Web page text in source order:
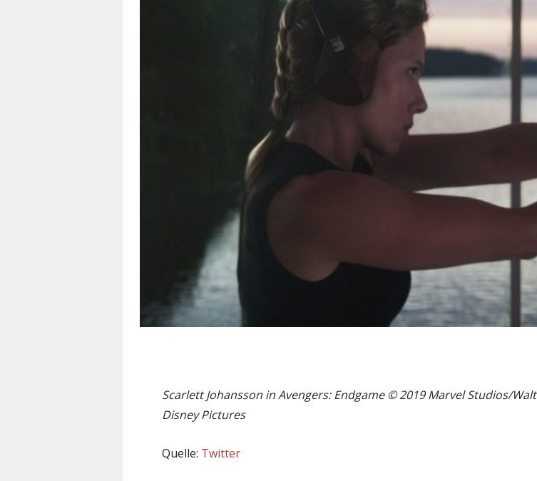
Scarlett Johansson in Avengers: Endgame © 2019 Marvel Studios/Walt
Disney Pictures
Quelle: Twitter